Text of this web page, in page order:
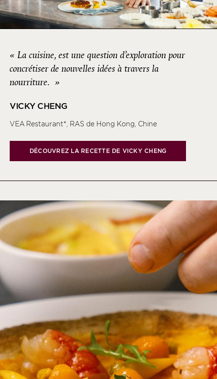
« La cuisine, est une question d’exploration pour
concrétiser de nouvelles idées à travers la
nourriture. »
VICKY CHENG
VEA Restaurant*, RAS de Hong Kong, Chine
DÉCOUVREZ LA RECETTE DE VICKY CHENG